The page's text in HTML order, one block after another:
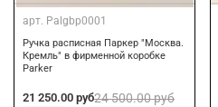
арт. Palgbp0001
Ручка расписная Паркер "Москва.
Кремль" в фирменной коробке
Parker
21 250.00 руб24 500.00 руб